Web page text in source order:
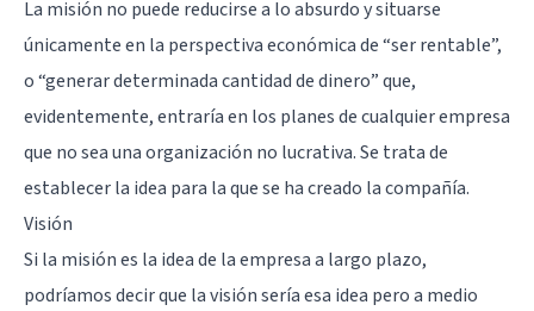
La misión no puede reducirse a lo absurdo y situarse
únicamente en la perspectiva económica de “ser rentable”,
o “generar determinada cantidad de dinero” que,
evidentemente, entraría en los planes de cualquier empresa
que no sea una organización no lucrativa. Se trata de
establecer la idea para la que se ha creado la compañía.
Visión
Si la misión es la idea de la empresa a largo plazo,
podríamos decir que la visión sería esa idea pero a medio